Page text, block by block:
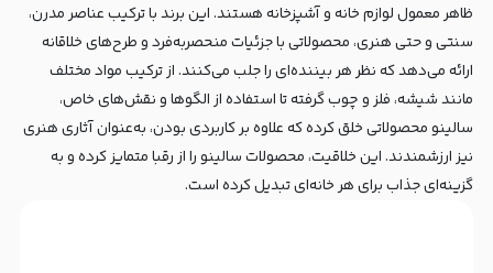
ظاهر معمول لوازم خانه و آشپزخانه هستند. این برند با ترکیب عناصر مدرن،
سنتی و حتی هنری، محصولاتی با جزئیات منحصر‌به‌فرد و طرح‌های خلاقانه
ارائه می‌دهد که نظر هر بیننده‌ای را جلب می‌کنند. از ترکیب مواد مختلف
مانند شیشه، فلز و چوب گرفته تا استفاده از الگوها و نقش‌های خاص،
سالینو محصولاتی خلق کرده که علاوه بر کاربردی بودن، به‌عنوان آثاری هنری
نیز ارزشمندند. این خلاقیت، محصولات سالینو را از رقبا متمایز کرده و به
گزینه‌ای جذاب برای هر خانه‌ای تبدیل کرده است.